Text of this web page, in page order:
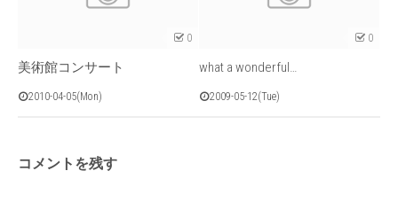
0
美術館コンサート
2010-04-05(Mon)
0
what a wonderful…
2009-05-12(Tue)
コメントを残す